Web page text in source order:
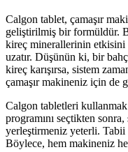
Calgon tablet, çamaşır
geliştirilmiş bir formüldür.
kireç minerallerinin etkisini
uzatır. Düşünün ki, bir
kireç karışırsa, sistem
çamaşır makineniz için de
Calgon tabletleri
programını seçtikten
yerleştirmeniz yeterli.
Böylece, hem makineniz